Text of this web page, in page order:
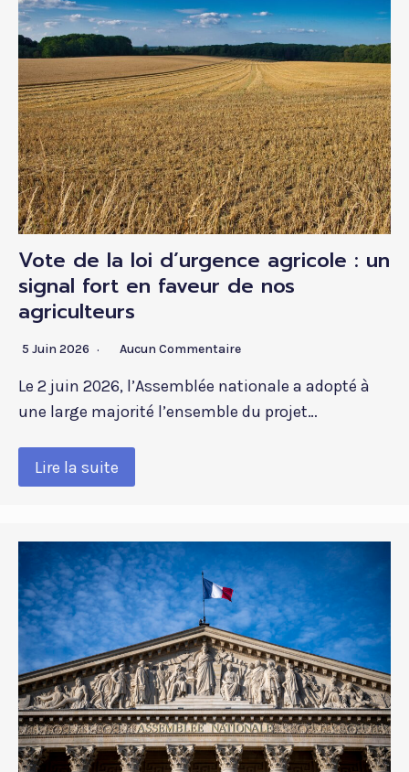
Vote de la loi d’urgence agricole : un
signal fort en faveur de nos
agriculteurs
5 Juin 2026 Aucun Commentaire
Le 2 juin 2026, l’Assemblée nationale a adopté à
une large majorité l’ensemble du projet…
Lire la suite